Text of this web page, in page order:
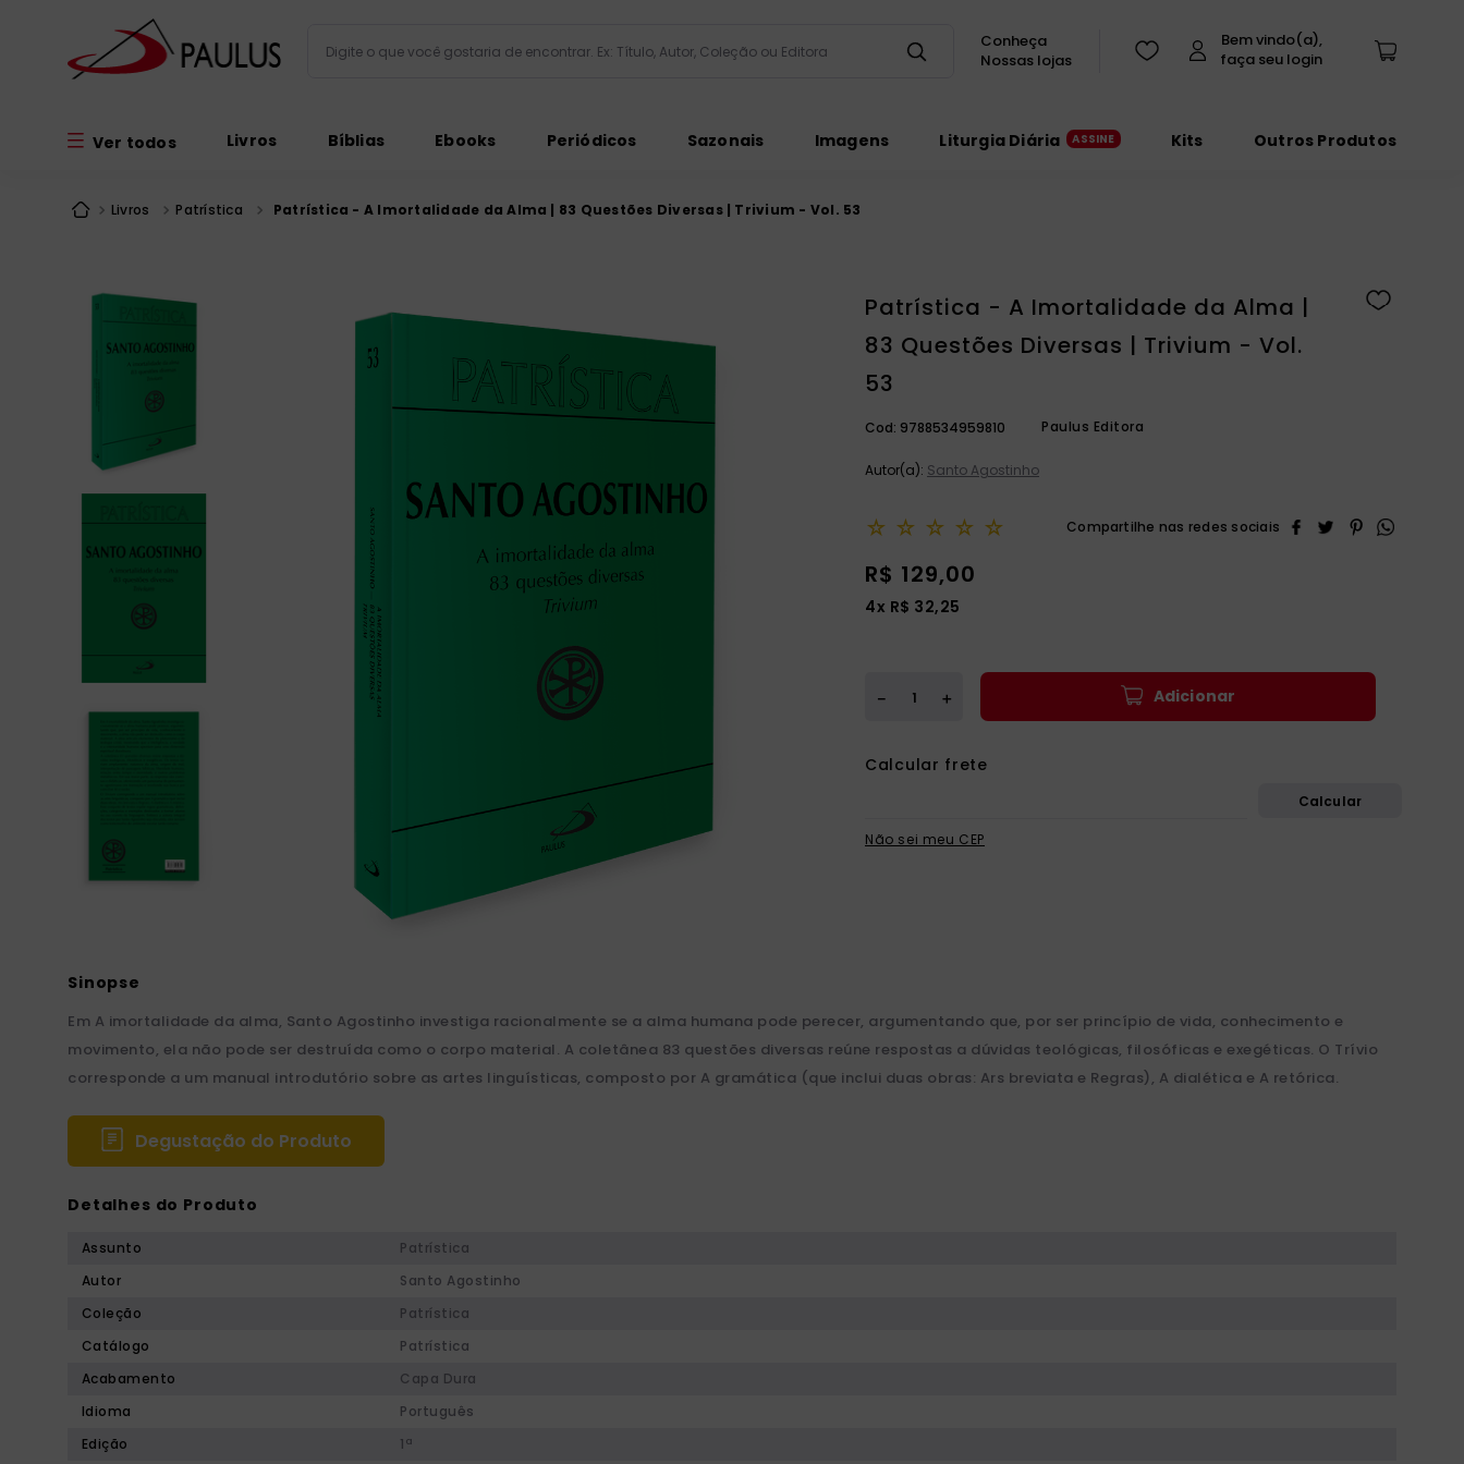
Conheça
Nossas lojas
Ver todos Livros Bíblias Ebooks Periódicos Sazonais Imagens Liturgia Diária Kits Outros Produtos
Livros Patrística Patrística - A Imortalidade da Alma | 83 Questões Diversas | Trivium - Vol. 53
Patrística - A Imortalidade da Alma |
83 Questões Diversas | Trivium - Vol.
53
Cod: 9788534959810 Paulus Editora
Autor(a): Santo Agostinho
☆ ☆ ☆ ☆ ☆
R$ 129,00
4x R$ 32,25
＋
－ Adicionar
Não sei meu CEP
Em A imortalidade da alma, Santo Agostinho investiga racionalmente se a alma humana pode perecer, argumentando que, por ser princípio de vida, conhecimento e
movimento, ela não pode ser destruída como o corpo material. A coletânea 83 questões diversas reúne respostas a dúvidas teológicas, filosóficas e exegéticas. O Trívio
corresponde a um manual introdutório sobre as artes linguísticas, composto por A gramática (que inclui duas obras: Ars breviata e Regras), A dialética e A retórica.
Degustação do Produto
Detalhes do Produto
Assunto
Patrística
Autor
Santo Agostinho
Coleção
Patrística
Catálogo
Patrística
Acabamento
Capa Dura
Idioma
Português
Edição
1ª
bíblia jerusalém
imagens
bíblia ave maria